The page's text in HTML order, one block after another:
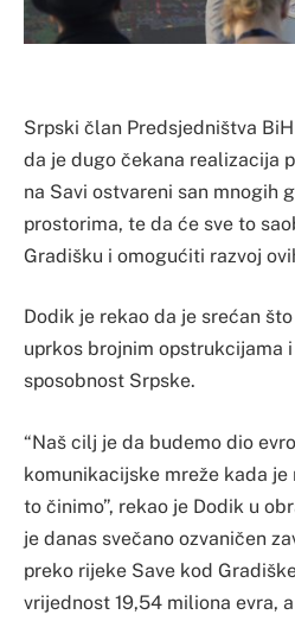
Srpski član Predsjedništva
da je dugo čekana realizacija
na Savi ostvareni san mnogih
prostorima, te da će sve to
Gradišku i omogućiti razvoj
Dodik je rekao da je srećan
uprkos brojnim opstrukcijama
sposobnost Srpske.
“Naš cilj je da budemo dio
komunikacijske mreže kada je
to činimo”, rekao je Dodik u
je danas svečano ozvaničen
preko rijeke Save kod
vrijednost 19,54 miliona evra,